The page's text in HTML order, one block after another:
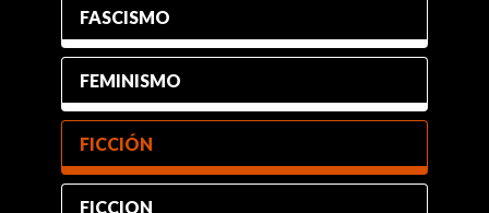
FASCISMO
FEMINISMO
FICCIÓN
FICCION